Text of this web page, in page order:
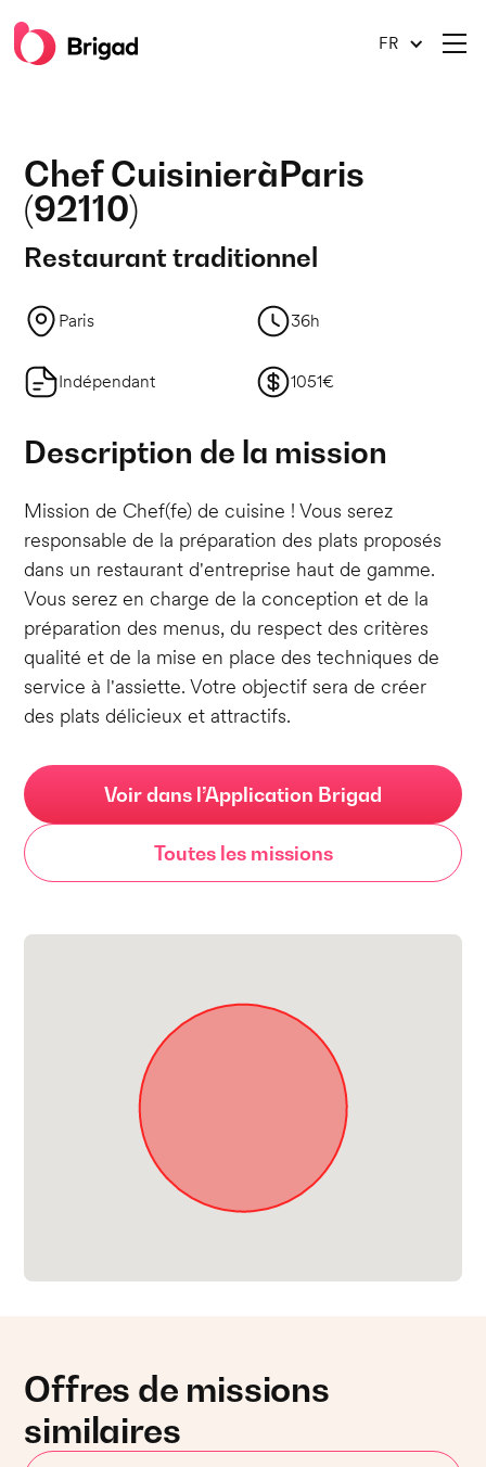
FR
Chef CuisinieràParis
(92110)
Restaurant traditionnel
Paris 36h
Indépendant 1051€
Description de la mission
Mission de Chef(fe) de cuisine ! Vous serez
responsable de la préparation des plats proposés
dans un restaurant d'entreprise haut de gamme.
Vous serez en charge de la conception et de la
préparation des menus, du respect des critères
qualité et de la mise en place des techniques de
service à l'assiette. Votre objectif sera de créer
des plats délicieux et attractifs.
Voir dans l’Application Brigad
Toutes les missions
Offres de missions
similaires